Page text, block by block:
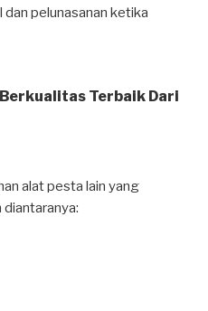
pelunasanan ketika
Terbaik Dari
alat pesta lain yang
diantaranya: